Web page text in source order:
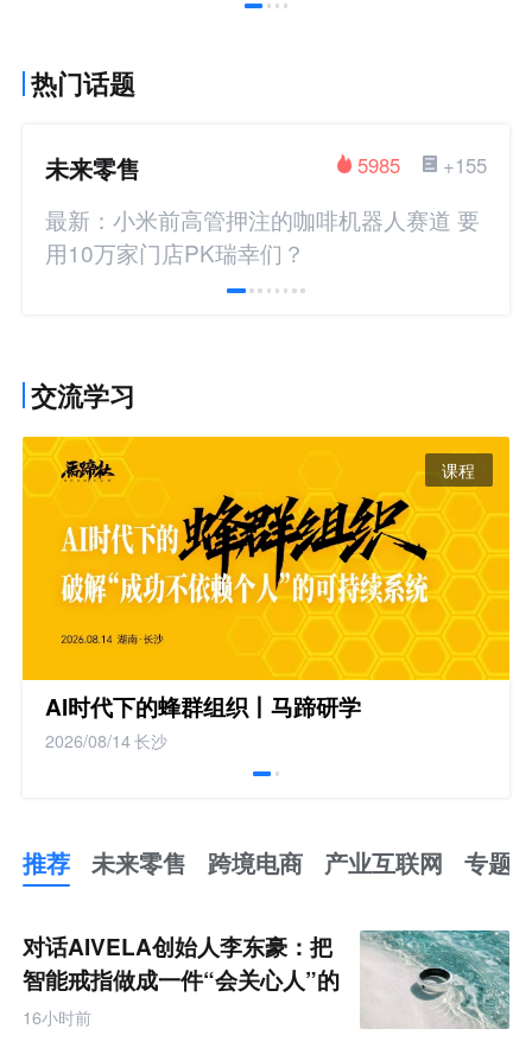
热门话题
未来零售 +155
5985
最新：小米前高管押注的咖啡机器人赛道 要
用10万家门店PK瑞幸们？
交流学习
课程
AI时代下的蜂群组织丨马蹄研学
2026/08/14长沙
推荐 未来零售 跨境电商 产业互联网 专题
来
零
售
跨
境
对话AIVELA创始人李东豪：把
智能戒指做成一件“会关心人”的
饰品
16小时前